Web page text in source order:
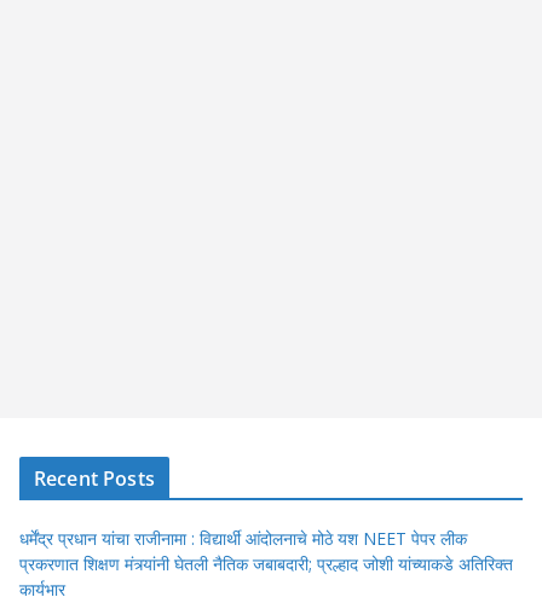
Recent Posts
धर्मेंद्र प्रधान यांचा राजीनामा : विद्यार्थी आंदोलनाचे मोठे यश NEET पेपर लीक
प्रकरणात शिक्षण मंत्र्यांनी घेतली नैतिक जबाबदारी; प्रल्हाद जोशी यांच्याकडे अतिरिक्त
कार्यभार